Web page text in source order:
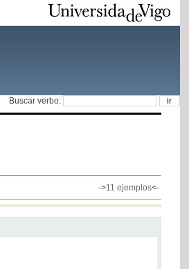
Buscar verbo:
->11 ejemplos<-